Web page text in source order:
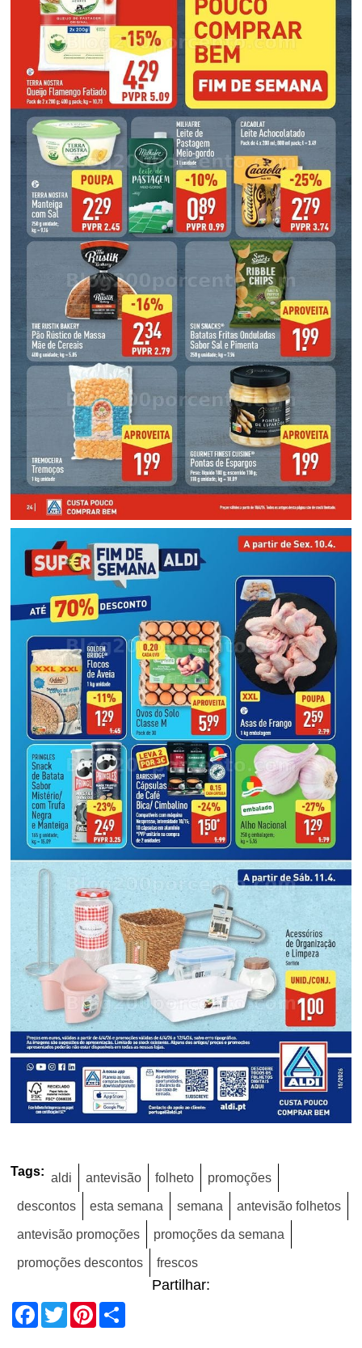
Tags: aldi antevisão folheto promoções
descontos esta semana semana antevisão folhetos
antevisão promoções promoções da semana
promoções descontos frescos
Partilhar:
Facebook
TwitterPinterest